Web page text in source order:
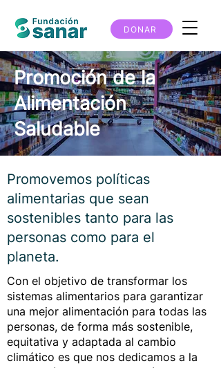
DONAR
Promoción de la
Alimentación
Saludable
Promovemos políticas
alimentarias que sean
sostenibles tanto para las
personas como para el
planeta.
Con el objetivo de transformar los
sistemas alimentarios para garantizar
una mejor alimentación para todas las
personas, de forma más sostenible,
equitativa y adaptada al cambio
climático es que nos dedicamos a la